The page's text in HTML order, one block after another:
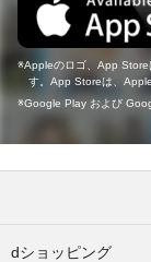
Appleのロゴ、App Store
す。App Storeは、
Google Play および
dショッピング